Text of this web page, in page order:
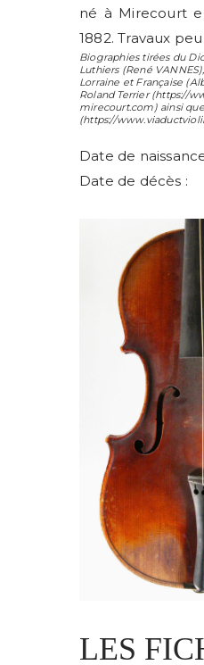
né à Mirecourt
1882. Travaux
Biographies tirées du
Luthiers (René VANNES
Lorraine et Française (
Roland Terrier(https://
mirecourt.com) ainsi que
(https://
Date de
Date de décès :
LES